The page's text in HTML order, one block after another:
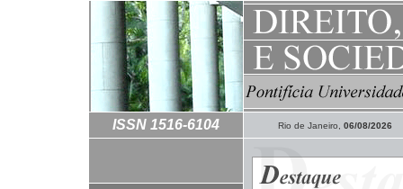
ISSN 1516-6104 Rio de Janeiro, 06/08/2026